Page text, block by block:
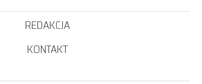
REDAKCJA
KONTAKT